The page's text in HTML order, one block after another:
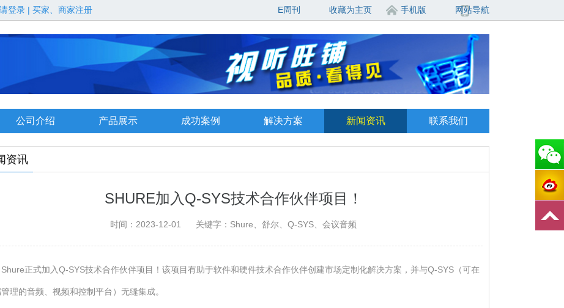
请登录 | 买家、商家注册 E周刊 收藏为主页 手机版 网站导航
公司介绍 产品展示 成功案例 解决方案 新闻资讯 联系我们
资讯
SHURE加入Q-SYS技术合作伙伴项目！
时间：2023-12-01 关键字：Shure、舒尔、Q-SYS、会议音频
Shure正式加入Q-SYS技术合作伙伴项目！该项目有助于软件和硬件技术合作伙伴创建市场定制化解决方案，并与Q-SYS（可在
理的音频、视频和控制平台）无缝集成。